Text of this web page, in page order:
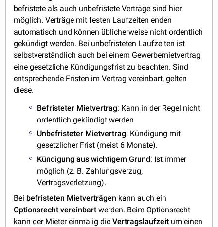
befristete als auch unbefristete Verträge sind hier
möglich. Verträge mit festen Laufzeiten enden
automatisch und können üblicherweise nicht ordentlich
gekündigt werden. Bei unbefristeten Laufzeiten ist
selbstverständlich auch bei einem Gewerbemietvertrag
eine gesetzliche Kündigungsfrist zu beachten. Sind
entsprechende Fristen im Vertrag vereinbart, gelten
diese.
Befristeter Mietvertrag: Kann in der Regel nicht
ordentlich gekündigt werden.
Unbefristeter Mietvertrag: Kündigung mit
gesetzlicher Frist (meist 6 Monate).
Kündigung aus wichtigem Grund: Ist immer
möglich (z. B. Zahlungsverzug,
Vertragsverletzung).
Bei befristeten Mietverträgen kann auch ein
Optionsrecht vereinbart werden. Beim Optionsrecht
kann der Mieter einmalig dieVertragslaufzeit um einen